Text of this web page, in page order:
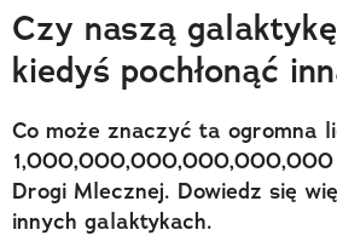
Trendbook Podróżniczy
Polecane
Czy naszą
kiedyś pochłonąć
Co może znaczyć ta ogromna
1,000,000,000,000,000,000
Drogi Mlecznej. Dowiedz się
innych galaktykach.